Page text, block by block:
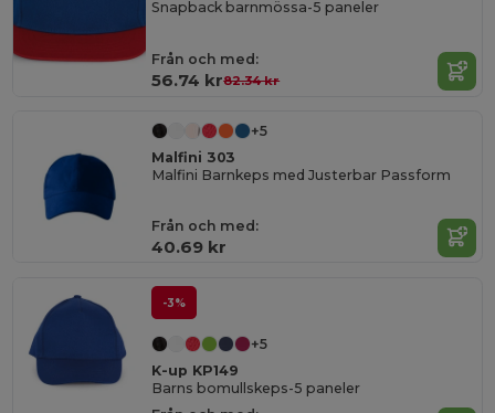
Snapback barnmössa-5 paneler
Från och med:
56.74 kr82.34 kr
+5
Malfini 303
Malfini Barnkeps med Justerbar Passform
Från och med:
40.69 kr
-3%
+5
K-up KP149
Barns bomullskeps-5 paneler